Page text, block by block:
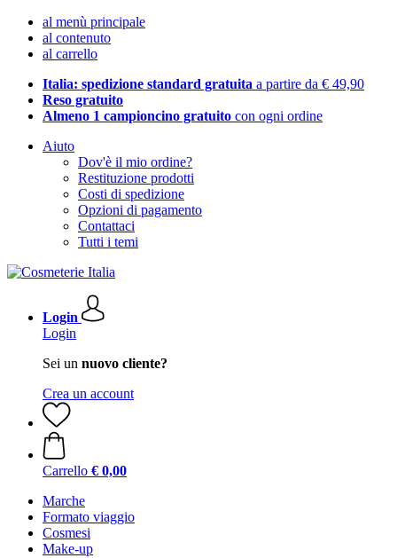
al menù principale
al contenuto
al carrello
Italia: spedizione standard gratuita a partire da € 49,90
Reso gratuito
Almeno 1 campioncino gratuito con ogni ordine
Aiuto
Dov'è il mio ordine?
Restituzione prodotti
Costi di spedizione
Opzioni di pagamento
Contattaci
Tutti i temi
Login
Login
Sei un nuovo cliente?
Crea un account
Carrello € 0,00
Marche
Formato viaggio
Cosmesi
Make-up